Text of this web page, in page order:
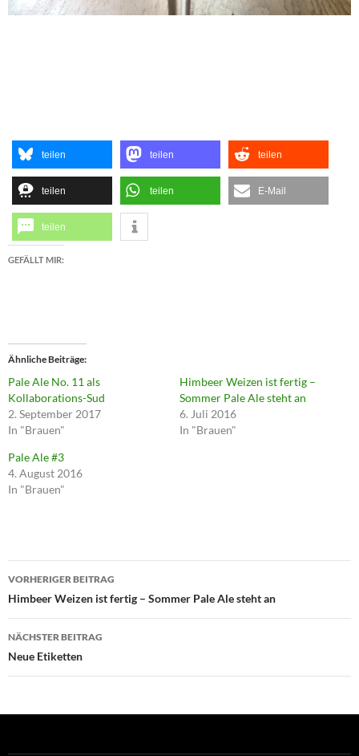
teilen teilen teilen
teilen teilen E-Mail
teilen
GEFÄLLT MIR:
Ähnliche Beiträge
Pale Ale No. 11 als
Kollaborations-Sud
2. September 2017
In "Brauen"
Himbeer Weizen ist fertig –
Sommer Pale Ale steht an
6. Juli 2016
In "Brauen"
Pale Ale #3
4. August 2016
In "Brauen"
Beitragsnavigation
VORHERIGER BEITRAG
Himbeer Weizen ist fertig – Sommer Pale Ale steht an
NÄCHSTER BEITRAG
Neue Etiketten